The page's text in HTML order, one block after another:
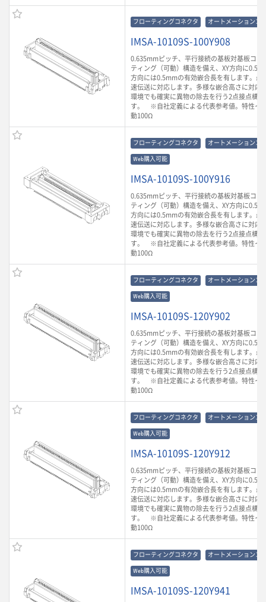
フローティングコネクタ オートメーションコ
IMSA-10109S-100Y908
0.635mmピッチ、平行接続の基板対基板コネ
ティング（可動）構造を備え、XY方向に
方向には0.5mmの有効嵌合長を有します。
速伝送に対応します。多様な嵌合高さに対応
環境でも確実に異物の除去を行う2点接点構
す。 ※自社定義による代表参考値。特性イ
動100Ω
フローティングコネクタ オートメーションコ
Web購入可能
IMSA-10109S-100Y916
0.635mmピッチ、平行接続の基板対基板コネ
ティング（可動）構造を備え、XY方向に
方向には0.5mmの有効嵌合長を有します。
速伝送に対応します。多様な嵌合高さに対応
環境でも確実に異物の除去を行う2点接点構
す。 ※自社定義による代表参考値。特性イ
動100Ω
フローティングコネクタ オートメーションコ
Web購入可能
IMSA-10109S-120Y902
0.635mmピッチ、平行接続の基板対基板コネ
ティング（可動）構造を備え、XY方向に
方向には0.5mmの有効嵌合長を有します。
速伝送に対応します。多様な嵌合高さに対応
環境でも確実に異物の除去を行う2点接点構
す。 ※自社定義による代表参考値。特性イ
動100Ω
フローティングコネクタ オートメーションコ
Web購入可能
IMSA-10109S-120Y912
0.635mmピッチ、平行接続の基板対基板コネ
ティング（可動）構造を備え、XY方向に
方向には0.5mmの有効嵌合長を有します。
速伝送に対応します。多様な嵌合高さに対応
環境でも確実に異物の除去を行う2点接点構
す。 ※自社定義による代表参考値。特性イ
動100Ω
フローティングコネクタ オートメーションコ
Web購入可能
IMSA-10109S-120Y941